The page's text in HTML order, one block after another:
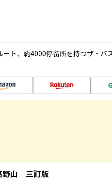
ート、約4000停留所を持つザ・バ
野山 三訂版